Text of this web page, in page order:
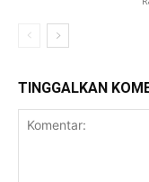
TINGGALKAN